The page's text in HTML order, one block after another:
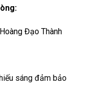
Đạo Thành
sáng đảm bảo